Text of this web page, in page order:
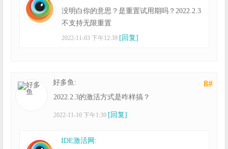
没明白你的意思？是重置试用期吗？2022.2.3
不支持无限重置
2022-11-03 下午12:39 [回复]
8#
好多鱼:
2022.2.3的激活方式是咋样搞？
2022-11-10 下午1:39 [回复]
IDE激活网 :